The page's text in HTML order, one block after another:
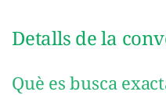
Detalls de la
Què es busca